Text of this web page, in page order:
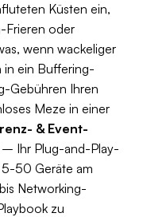
Küsten ein,
Frieren oder
wenn wackeliger
in ein Buffering-
Gebühren Ihren
Meze in einer
& Event-
– Ihr Plug-and-Play-
50 Geräte am
Networking-
zu